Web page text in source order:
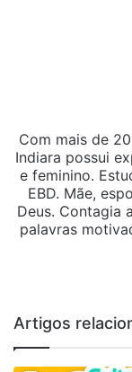
Com mais de
Indiara possui
e feminino.
EBD. Mãe,
Deus. Contagia
palavras
Artigos